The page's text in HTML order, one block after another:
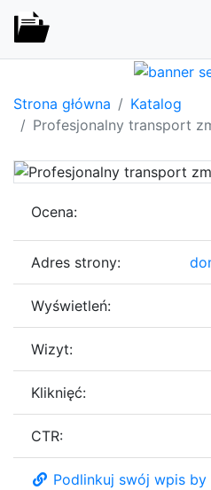
Strona główna
Katalog
Profesjonalny transport
Ocena:
Adres strony:
Wyświetleń:
Wizyt:
Kliknięć:
CTR:
Podlinkuj swój wpis